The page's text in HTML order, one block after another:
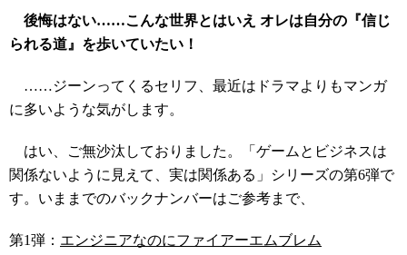
後悔はない……こんな世界とはいえ オレは自分の『信じ
られる道』を歩いていたい！
……ジーンってくるセリフ、最近はドラマよりもマンガ
に多いような気がします。
はい、ご無沙汰しておりました。「ゲームとビジネスは
関係ないように見えて、実は関係ある」シリーズの第6弾で
す。いままでのバックナンバーはご参考まで、
第1弾： エンジニアなのにファイアーエムブレム